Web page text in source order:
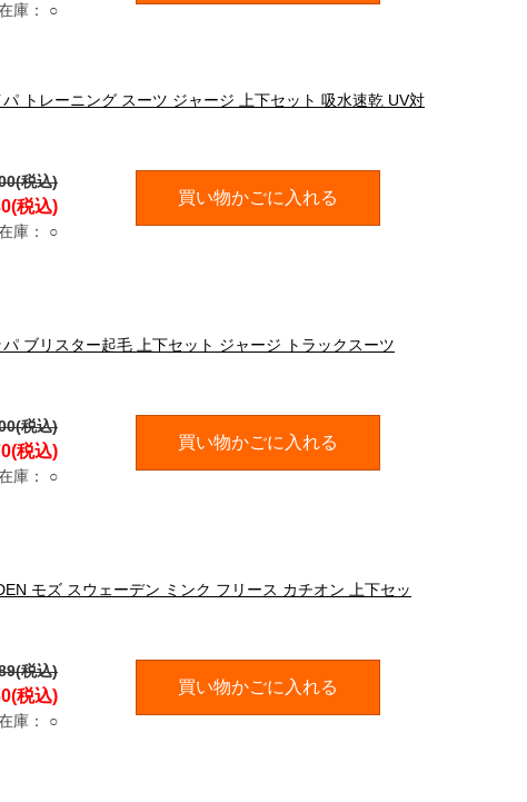
庫： ○
トレーニング スーツ ジャージ 上下セット 吸水速乾 UV対
税込)
税込)
庫： ○
買い物かごに入れる
ブリスター起毛 上下セット ジャージ トラックスーツ
税込)
税込)
庫： ○
買い物かごに入れる
モズ スウェーデン ミンク フリース カチオン 上下セッ
税込)
税込)
庫： ○
買い物かごに入れる